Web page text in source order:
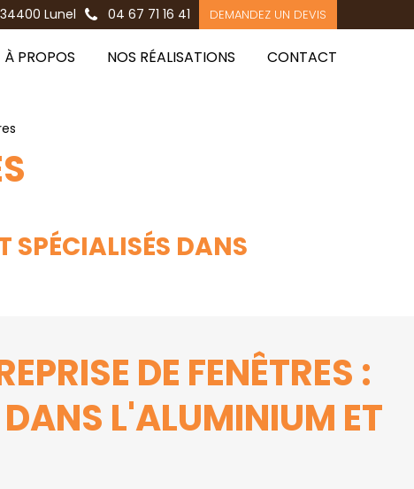
Lunel 04 67 71 16 41 DEMANDEZ UN DEVIS
À PROPOS NOS RÉALISATIONS CONTACT
SPÉCIALISÉS DANS
DE FENÊTRES :
L'ALUMINIUM ET